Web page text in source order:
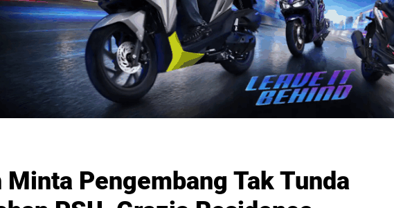
Minta Pengembang Tak Tunda